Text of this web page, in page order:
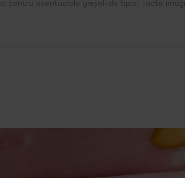
pentru eventualele greșeli de tipar. Toate